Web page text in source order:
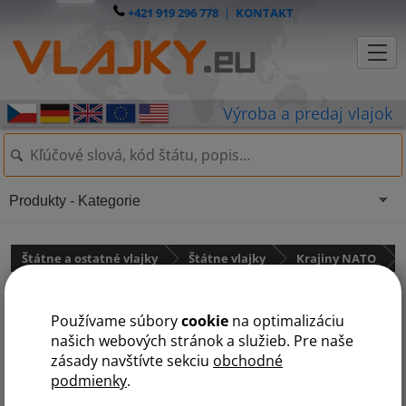
Používame súborycookie na optimalizáciu
našich webových stránok a služieb. Pre naše
zásady navštívte sekciu obchodné
podmienky.
+421 919 296 778| KONTAKT
Štátne a ostatné vlajky Štátne vlajky Krajiny NATO
Produkty - Kategorie